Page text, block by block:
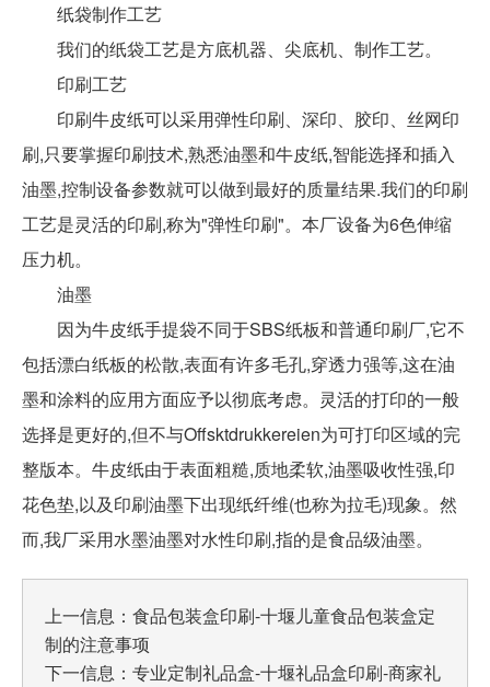
纸袋制作工艺
我们的纸袋工艺是方底机器、尖底机、制作工艺。
印刷工艺
印刷牛皮纸可以采用弹性印刷、深印、胶印、丝网印
刷,只要掌握印刷技术,熟悉油墨和牛皮纸,智能选择和插入
油墨,控制设备参数就可以做到最好的质量结果.我们的印刷
工艺是灵活的印刷,称为"弹性印刷"。本厂设备为6色伸缩
压力机。
油墨
因为牛皮纸手提袋不同于SBS纸板和普通印刷厂,它不
包括漂白纸板的松散,表面有许多毛孔,穿透力强等,这在油
墨和涂料的应用方面应予以彻底考虑。灵活的打印的一般
选择是更好的,但不与Offsktdrukkereien为可打印区域的完
整版本。牛皮纸由于表面粗糙,质地柔软,油墨吸收性强,印
花色垫,以及印刷油墨下出现纸纤维(也称为拉毛)现象。然
而,我厂采用水墨油墨对水性印刷,指的是食品级油墨。
上一信息： 食品包装盒印刷-十堰儿童食品包装盒定
制的注意事项
下一信息： 专业定制礼品盒-十堰礼品盒印刷-商家礼